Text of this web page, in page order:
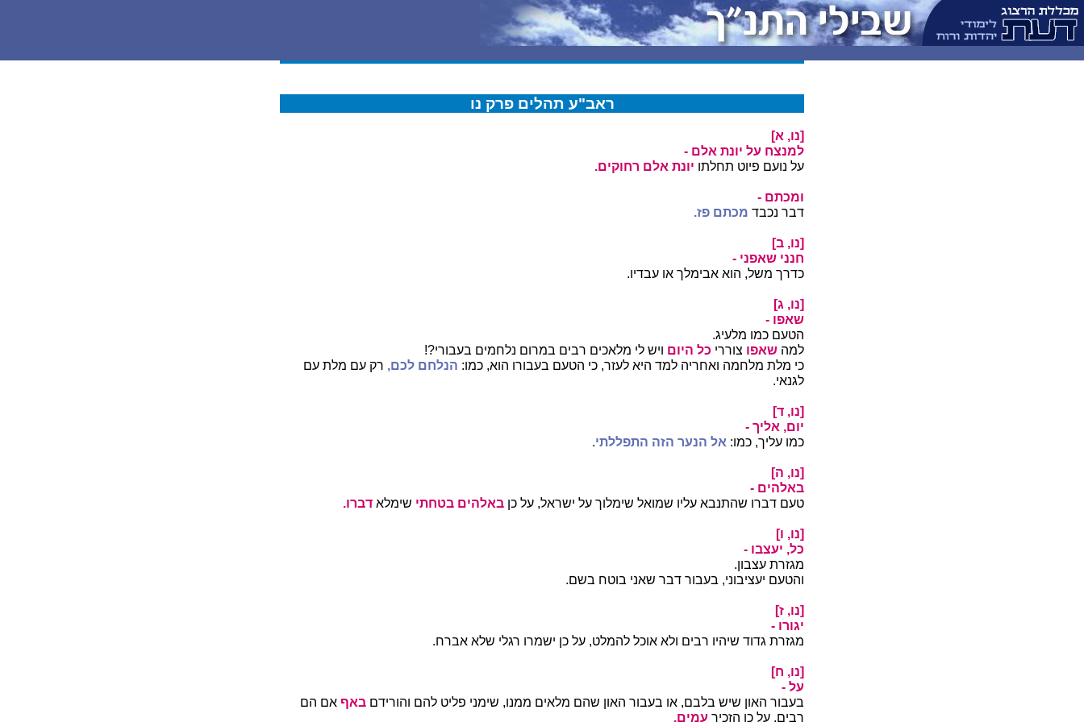
ראב"ע תהלים פרק נו
[נו, א]
למנצח על יונת אלם -
על נועם פיוט תחלתו יונת אלם רחוקים.
ומכתם -
דבר נכבד מכתם פז.
[נו, ב]
חנני שאפני -
כדרך משל, הוא אבימלך או עבדיו.
[נו, ג]
שאפו -
הטעם כמו מלעיג.
למה שאפו צוררי כל היום ויש לי מלאכים רבים במרום נלחמים בעבורי?!
כי מלת מלחמה ואחריה למד היא לעזר, כי הטעם בעבורו הוא, כמו: הנלחם לכם, רק עם מלת עם
לגנאי.
[נו, ד]
יום, אליך -
כמו עליך, כמו: אל הנער הזה התפללתי.
[נו, ה]
באלהים -
טעם דברו שהתנבא עליו שמואל שימלוך על ישראל, על כן באלהים בטחתי שימלא דברו.
[נו, ו]
כל, יעצבו -
מגזרת עצבון.
והטעם יעציבוני, בעבור דבר שאני בוטח בשם.
[נו, ז]
יגורו -
מגזרת גדוד שיהיו רבים ולא אוכל להמלט, על כן ישמרו רגלי שלא אברח.
[נו, ח]
על -
בעבור האון שיש בלבם, או בעבור האון שהם מלאים ממנו, שימני פליט להם והורידם באף אם הם
רבים, על כן הזכיר עמים.